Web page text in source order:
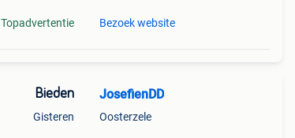
Topadvertentie Bezoek website
Bieden
Gisteren
JosefienDD
Oosterzele